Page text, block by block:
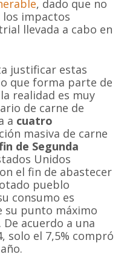
, dado que no
impactos
llevada a cabo en
justificar estas
que forma parte de
realidad es muy
de carne de
a cuatro
masiva de carne
de Segunda
Unidos
el fin de abastecer
pueblo
consumo es
su punto máximo
acuerdo a una
solo el 7,5% compró